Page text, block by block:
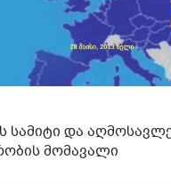
სამიტი და
მომავალი